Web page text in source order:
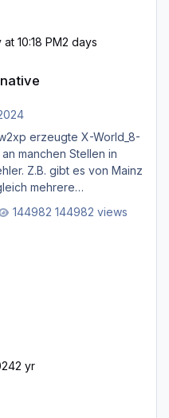
10:18 PM2 days
erzeugte X-World_8-
manchen Stellen in
Z.B. gibt es von Mainz
mehrere
144982 views
2 yr